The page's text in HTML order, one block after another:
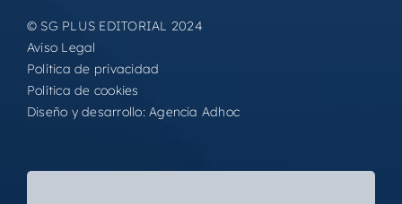
© SG PLUS EDITORIAL 2024
Aviso Legal
Política de privacidad
Política de cookies
Diseño y desarrollo:Agencia Adhoc